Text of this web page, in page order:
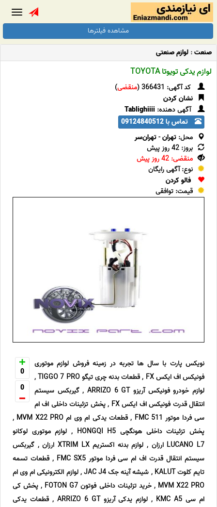
مشاهده فیلترها
صنعت: لوازم صنعتی
لوازم یدکی تویوتا TOYOTA
کد آگهی: 366431 ( منقضی)
نشان کردن
آگهی دهنده: Tablighiiii
تماس با 09124840512
محل: تهران-تهران‌سر
بروز: 42 روز پیش
منقضی: 42 روز پیش
نوع: آگهی رایگان
فالو کردن
قیمت: توافقی
0
0
نویکس پارت با سال ها تجربه در زمینه فروش لوازم موتوری
فونیکس اف ایکس FX , قطعات بدنه چری تیگو TIGGO 7 PRO ,
لوازم خودرو فونیکس آریزو ARRIZO 6 GT , گیربکس سیستم
انتقال قدرت فونیکس اف ایکس FX , پخش تزئینات داخلی اف ام
سی فردا موتور FMC 511 , قطعات یدکی ام وی ام MVM X22 PRO ,
پخش تزئینات داخلی هونگچی HONGQI H5 , لوازم موتوری لوکانو
LUCANO L7 ارزان , لوازم بدنه اکستریم XTRIM LX ارزان , گیربکس
سیستم انتقال قدرت اف ام سی فردا موتور FMC SX5 , قطعات تسمه
تایم کلوت KALUT , شیشه آینه جک JAC J4 , لوازم الکترونیکی ام وی ام
MVM X22 PRO , خرید تزئینات داخلی فوتون FOTON G7 , پخش کی
ام سی KMC A5 , لوازم یدکی آریزو ARRIZO 6 GT , قطعات یدکی